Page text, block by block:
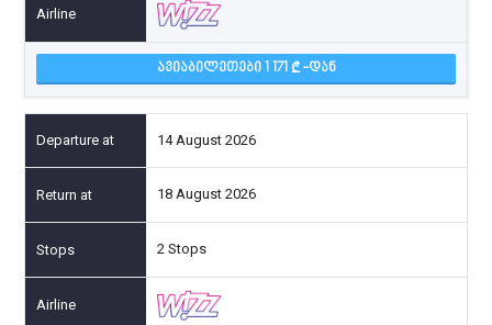
ᲐᲕᲘᲐᲑᲘᲚᲔᲗᲔᲑᲘ 1 171 -ᲓᲐᲜ
14 August 2026
18 August 2026
2 Stops